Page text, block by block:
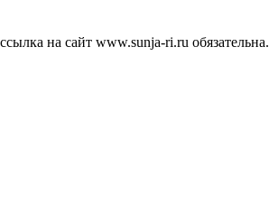
на сайт www.sunja-ri.ru обязательна.